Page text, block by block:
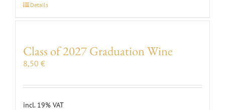
quantity
Details
Class of 2027 Graduation Wine
8,50 €
incl. 19% VAT